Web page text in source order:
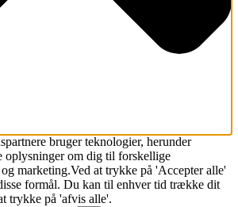
bruger teknologier, herunder
oplysninger om dig til forskellige
marketing.Ved at trykke på 'Accepter alle'
formål. Du kan til enhver tid trække dit
trykke på 'afvis alle'.